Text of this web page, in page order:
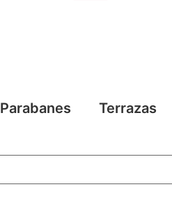
Parabanes Terrazas